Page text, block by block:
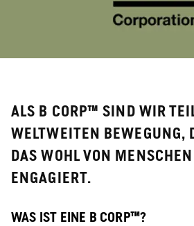
ALS B CORP™ SIND WIR
WELTWEITEN BEWEGUNG,
DAS WOHL VON
ENGAGIERT.
WAS IST EINE B CORP™?